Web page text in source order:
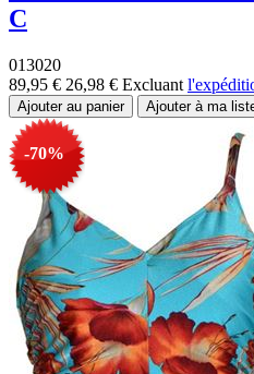
C
013020
89,95 € 26,98 € Excluant
-70%